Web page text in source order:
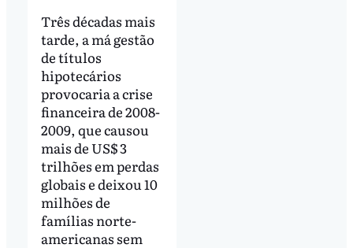
Três décadas mais
tarde, a má gestão
de títulos
hipotecários
provocaria a crise
financeira de 2008-
2009, que causou
mais de US$ 3
trilhões em perdas
globais e deixou 10
milhões de
famílias norte-
americanas sem